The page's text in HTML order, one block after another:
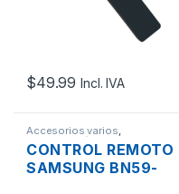
$49.99 Incl. IVA
Accesorios varios
Computación
CONTROL REMOTO
SAMSUNG BN59-